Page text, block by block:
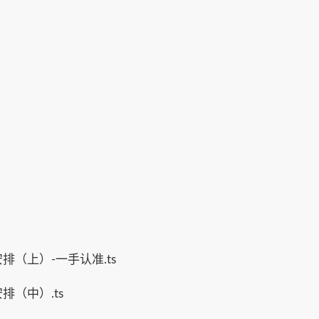
（上）-一手认准.ts
（中）.ts